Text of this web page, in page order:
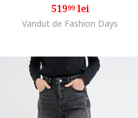
51999lei
Vandut de Fashion Days